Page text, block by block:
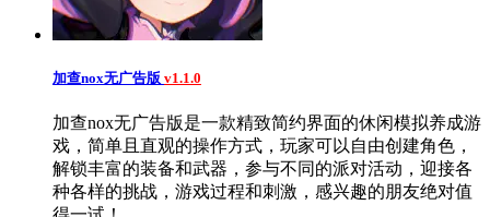
加查nox无广告版 v1.1.0
加查nox无广告版是一款精致简约界面的休闲模拟养成游
戏，简单且直观的操作方式，玩家可以自由创建角色，
解锁丰富的装备和武器，参与不同的派对活动，迎接各
种各样的挑战，游戏过程和刺激，感兴趣的朋友绝对值